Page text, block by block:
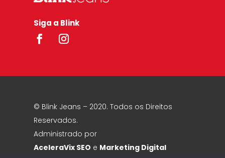
Siga a Blink
© Blink Jeans – 2020. Todos os Direitos
Reservados.
Administrado por
AceleraVix SEO e Marketing Digital